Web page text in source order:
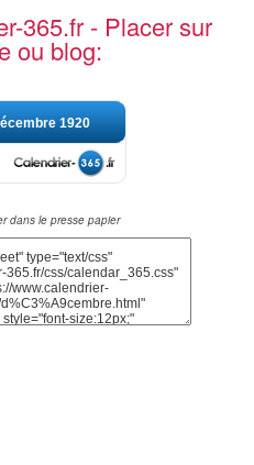
365.fr - Placer sur
ou blog:
1920
dans le presse papier